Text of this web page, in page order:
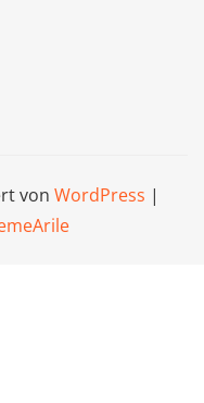
von WordPress |